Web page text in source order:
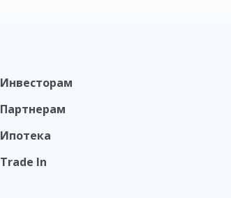
Инвесторам
Партнерам
Ипотека
Trade In